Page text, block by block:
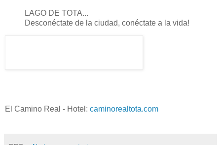
LAGO DE TOTA...
Desconéctate de la ciudad, conéctate a la vida!
El Camino Real - Hotel: caminorealtota.com